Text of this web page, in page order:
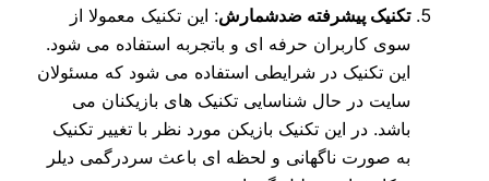
تکنیک پیشرفته ضدشمارش: این تکنیک معمولا از
سوی کاربران حرفه ای و باتجربه استفاده می شود.
این تکنیک در شرایطی استفاده می شود که مسئولان
سایت در حال شناسایی تکنیک های بازیکنان می
باشد. در این تکنیک بازیکن مورد نظر با تغییر تکنیک
به صورت ناگهانی و لحظه ای باعث سردرگمی دیلر